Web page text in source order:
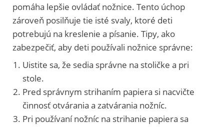
pomáha lepšie ovládať nožnice. Tento úchop
zároveň posilňuje tie isté svaly, ktoré deti
potrebujú na kreslenie a písanie. Tipy, ako
zabezpečiť, aby deti používali nožnice správne:
Uistite sa, že sedia správne na stoličke a pri
stole.
Pred správnym strihaním papiera si nacvičte
činnosť otvárania a zatvárania nožníc.
Pri používaní nožníc na strihanie papiera sa